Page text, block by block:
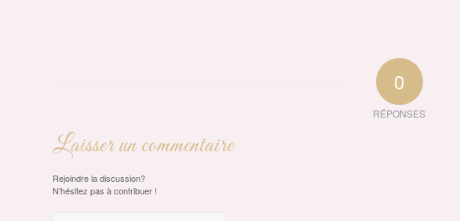
0
RÉPONSES
Laisser un commentaire
Rejoindre la discussion?
N’hésitez pas à contribuer !